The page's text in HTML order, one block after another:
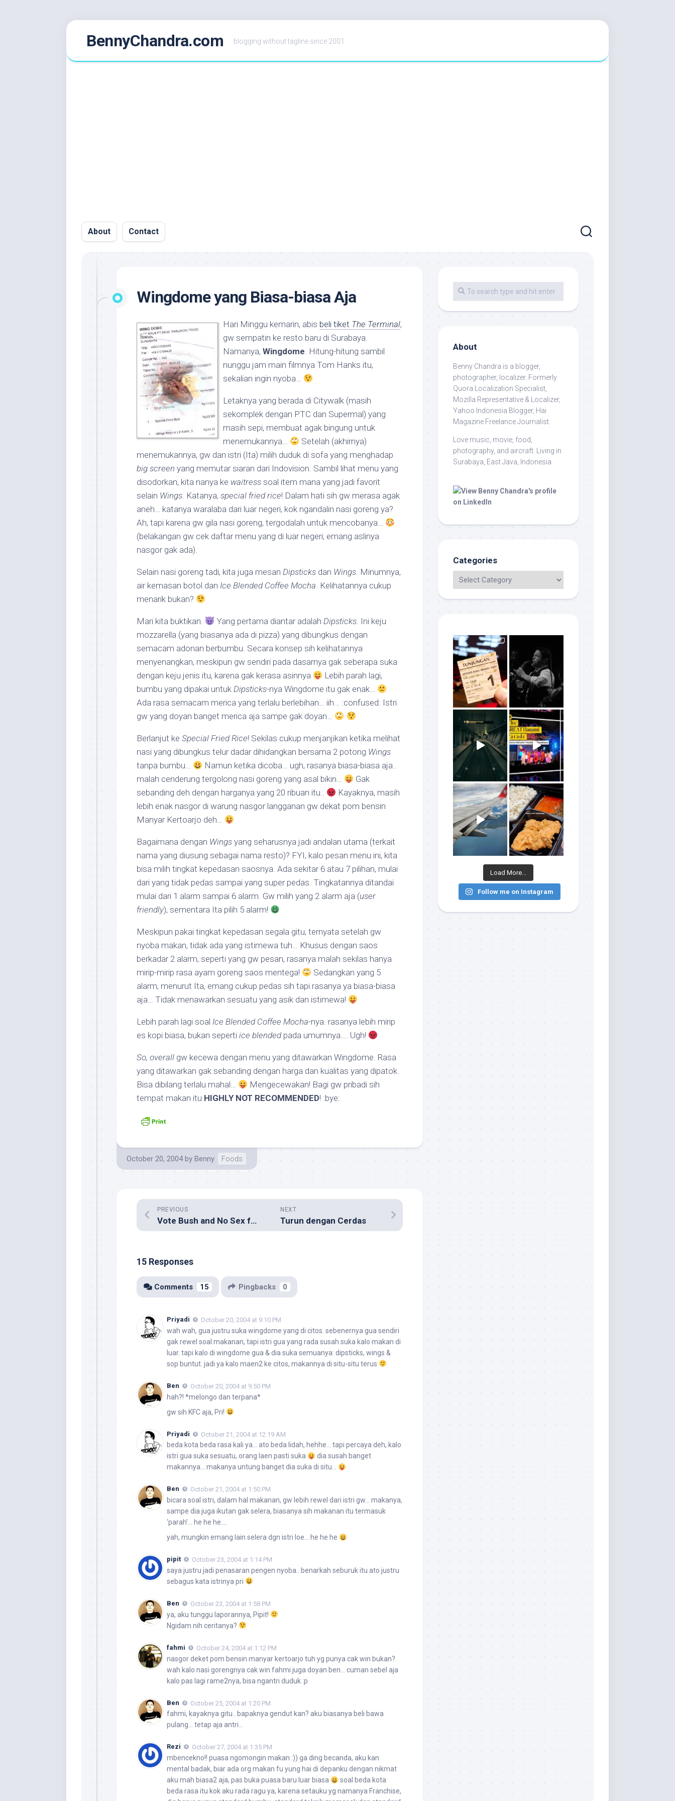
BennyChandra.com blogging without tagline since 2001
About Contact
Wingdome yang Biasa-biasa Aja
Hari Minggu kemarin, abis beli tiket The Terminal,
gw sempatin ke resto baru di Surabaya.
Namanya, Wingdome. Hitung-hitung sambil
nunggu jam main filmnya Tom Hanks itu,
sekalian ingin nyoba…
Letaknya yang berada di Citywalk (masih
sekomplek dengan PTC dan Supermal) yang
masih sepi, membuat agak bingung untuk
menemukannya…
Setelah (akhirnya)
menemukannya, gw dan istri (Ita) milih duduk di sofa yang menghadap
big screen yang memutar siaran dari Indovision. Sambil lihat menu yang
disodorkan, kita nanya ke waitress soal item mana yang jadi favorit
selain Wings. Katanya, special fried rice! Dalam hati sih gw merasa agak
aneh… katanya waralaba dari luar negeri, kok ngandalin nasi goreng ya?
Ah, tapi karena gw gila nasi goreng, tergodalah untuk mencobanya…
(belakangan gw cek daftar menu yang di luar negeri, emang aslinya
nasgor gak ada).
Selain nasi goreng tadi, kita juga mesan Dipsticks dan Wings. Minumnya,
air kemasan botol dan Ice Blended Coffee Mocha. Kelihatannya cukup
menarik bukan?
Mari kita buktikan. Yang pertama diantar adalahDipsticks. Ini keju
mozzarella (yang biasanya ada di pizza) yang dibungkus dengan
semacam adonan berbumbu. Secara konsep sih kelihatannya
menyenangkan, meskipun gw sendiri pada dasarnya gak seberapa suka
dengan keju jenis itu, karena gak kerasa asinnya
Lebih parah lagi,
bumbu yang dipakai untuk Dipsticks-nya Wingdome itu gak enak…
Ada rasa semacam merica yang terlalu berlebihan… iih… :confused: Istri
gw yang doyan banget merica aja sampe gak doyan…
Berlanjut ke Special Fried Rice! Sekilas cukup menjanjikan ketika melihat
nasi yang dibungkus telur dadar dihidangkan bersama 2 potong Wings
tanpa bumbu…
Namun ketika dicoba… ugh, rasanya biasa-biasa aja..
malah cenderung tergolong nasi goreng yang asal bikin…
Gak
sebanding deh dengan harganya yang 20 ribuan itu..
Kayaknya, masih
lebih enak nasgor di warung nasgor langganan gw dekat pom bensin
Manyar Kertoarjo deh…
Bagaimana dengan Wings yang seharusnya jadi andalan utama (terkait
nama yang diusung sebagai nama resto)? FYI, kalo pesan menu ini, kita
bisa milih tingkat kepedasan saosnya. Ada sekitar 6 atau 7 pilihan, mulai
dari yang tidak pedas sampai yang super pedas. Tingkatannya ditandai
mulai dari 1 alarm sampai 6 alarm. Gw milih yang 2 alarm aja (user
friendly), sementara Ita pilih 5 alarm!
Meskipun pakai tingkat kepedasan segala gitu, ternyata setelah gw
nyoba makan, tidak ada yang istimewa tuh… Khusus dengan saos
berkadar 2 alarm, seperti yang gw pesan, rasanya malah sekilas hanya
mirip-mirip rasa ayam goreng saos mentega!
Sedangkan yang 5
alarm, menurut Ita, emang cukup pedas sih tapi rasanya ya biasa-biasa
aja… Tidak menawarkan sesuatu yang asik dan istimewa!
Lebih parah lagi soal Ice Blended Coffee Mocha-nya. rasanya lebih mirip
es kopi biasa, bukan seperti ice blendedpada umumnya…. Ugh!
So, overall gw kecewa dengan menu yang ditawarkan Wingdome. Rasa
yang ditawarkan gak sebanding dengan harga dan kualitas yang dipatok.
Bisa dibilang terlalu mahal…
Mengecewakan! Bagi gw pribadi sih
tempat makan itu HIGHLY NOT RECOMMENDED! :bye:
October 20, 2004 by Benny Foods
NEXT
Turun dengan Cerdas
PREVIOUS
Vote Bush and No Sex for 14 Days!
15 Responses
Comments 15 Pingbacks 0
Priyadi October 20, 2004 at 9:10 PM
wah wah, gua justru suka wingdome yang di citos. sebenernya gua sendiri
gak rewel soal makanan, tapi istri gua yang rada susah suka kalo makan di
luar. tapi kalo di wingdome gua & dia suka semuanya: dipsticks, wings &
sop buntut. jadi ya kalo maen2 ke citos, makannya di situ-situ terus
Ben October 20, 2004 at 9:50 PM
hah?! *melongo dan terpana*
gw sih KFC aja, Pri!
Priyadi October 21, 2004 at 12:19 AM
beda kota beda rasa kali ya… ato beda lidah, hehhe… tapi percaya deh, kalo
istri gua suka sesuatu, orang laen pasti suka
dia susah banget
makannya… makanya untung banget dia suka di situ…
Ben October 21, 2004 at 1:50 PM
bicara soal istri, dalam hal makanan, gw lebih rewel dari istri gw… makanya,
sampe dia juga ikutan gak selera, biasanya sih makanan itu termasuk
‘parah’… he he he….
yah, mungkin emang lain selera dgn istri loe… he he he
pipit October 23, 2004 at 1:14 PM
saya justru jadi penasaran pengen nyoba.. benarkah seburuk itu ato justru
sebagus kata istrinya pri
Ben October 23, 2004 at 1:58 PM
ya, aku tunggu laporannya, Pipit!
Ngidam nih ceritanya?
fahmi October 24, 2004 at 1:12 PM
nasgor deket pom bensin manyar kertoarjo tuh yg punya cak win bukan?
wah kalo nasi gorengnya cak win fahmi juga doyan ben… cuman sebel aja
kalo pas lagi rame2nya, bisa ngantri duduk :p
Ben October 25, 2004 at 1:20 PM
fahmi, kayaknya gitu.. bapaknya gendut kan? aku biasanya beli bawa
pulang… tetap aja antri…
Rezi October 27, 2004 at 1:35 PM
mbencekno!! puasa ngomongin makan :)) ga ding becanda, aku kan
mental badak, biar ada org makan fu yung hai di depanku dengan nikmat
aku mah biasa2 aja, pas buka puasa baru luar biasa
soal beda kota
beda rasa itu kok aku rada ragu ya, karena setauku yg namanya Franchise,
About
Benny Chandra is a blogger,
photographer, localizer. Formerly
Quora Localization Specialist,
Mozilla Representative & Localizer,
Yahoo Indonesia Blogger, Hai
Magazine Freelance Journalist.
Love music, movie, food,
photography, and aircraft. Living in
Surabaya, East Java, Indonesia.
Categories
Load More...
Follow me on Instagram